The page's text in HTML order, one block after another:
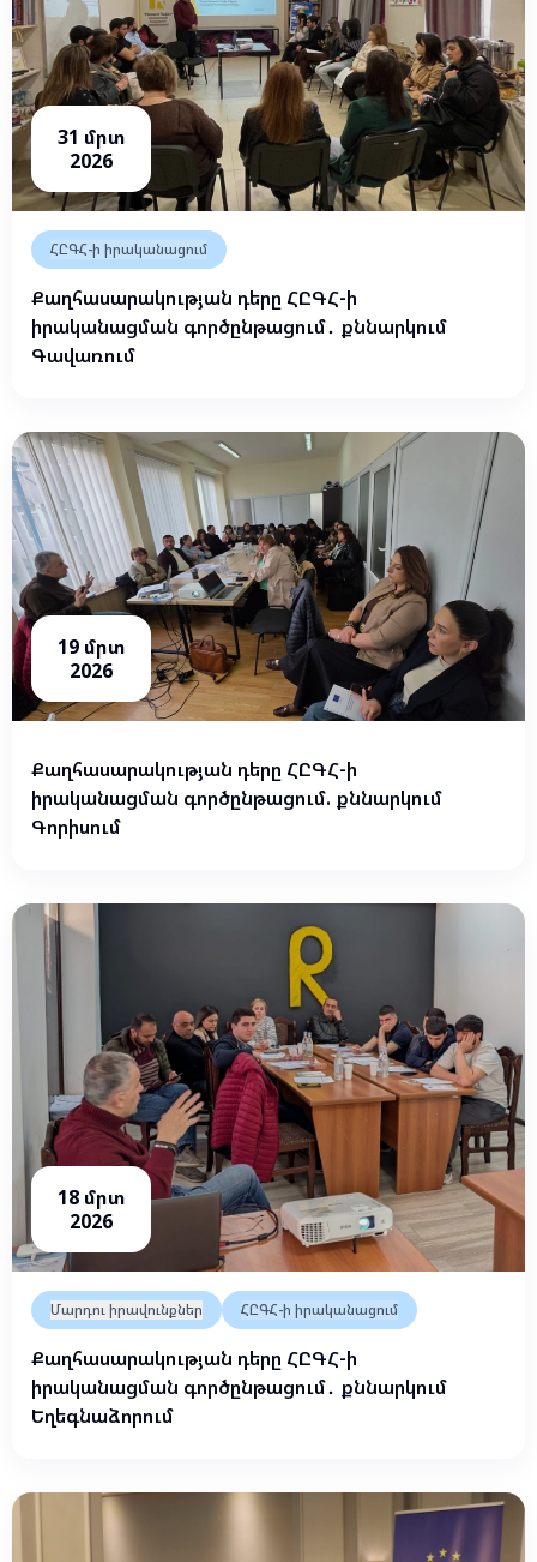
31 մրտ
2026
ՀԸԳՀ-ի իրականացում
Քաղհասարակության դերը ՀԸԳՀ-ի
իրականացման գործընթացում․ քննարկում
Գավառում
19 մրտ
2026
Քաղհասարակության դերը ՀԸԳՀ-ի
իրականացման գործընթացում. քննարկում
Գորիսում
18 մրտ
2026
Մարդու իրավունքներ ՀԸԳՀ-ի իրականացում
Քաղհասարակության դերը ՀԸԳՀ-ի
իրականացման գործընթացում․ քննարկում
Եղեգնաձորում